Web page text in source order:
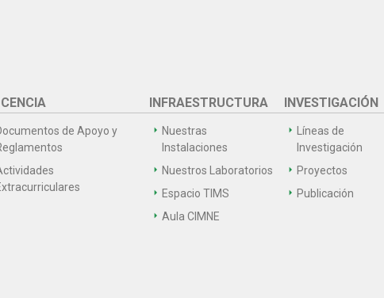
de Apoyo y
INFRAESTRUCTURA
Nuestras
Instalaciones
Nuestros Laboratorios
Espacio TIMS
Aula CIMNE
INVESTIGACIÓN
Líneas de
Investigación
Proyectos
Publicación